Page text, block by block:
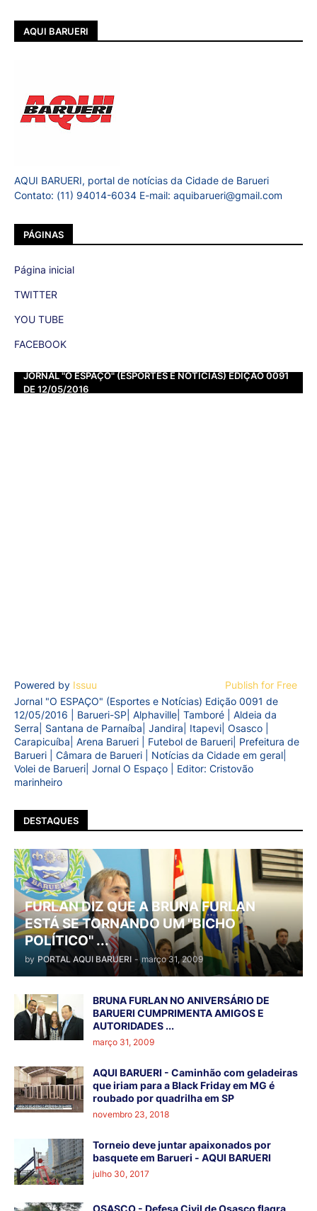
AQUI BARUERI
AQUI BARUERI, portal de notícias da Cidade de Barueri
Contato: (11) 94014-6034 E-mail: aquibarueri@gmail.com
PÁGINAS
Página inicial
TWITTER
YOU TUBE
FACEBOOK
JORNAL "O ESPAÇO" (ESPORTES E NOTÍCIAS) EDIÇÃO 0091
DE 12/05/2016
Powered by Issuu
Publish for Free
Jornal "O ESPAÇO" (Esportes e Notícias) Edição 0091 de
12/05/2016 | Barueri-SP| Alphaville| Tamboré | Aldeia da
Serra| Santana de Parnaíba| Jandira| Itapevi| Osasco |
Carapicuíba| Arena Barueri | Futebol de Barueri| Prefeitura de
Barueri | Câmara de Barueri | Notícias da Cidade em geral|
Volei de Barueri| Jornal O Espaço | Editor: Cristovão
marinheiro
DESTAQUES
FURLAN DIZ QUE A BRUNA FURLAN
ESTÁ SE TORNANDO UM "BICHO
POLÍTICO" ...
by PORTAL AQUI BARUERI - março 31, 2009
BRUNA FURLAN NO ANIVERSÁRIO DE
BARUERI CUMPRIMENTA AMIGOS E
AUTORIDADES ...
março 31, 2009
AQUI BARUERI - Caminhão com geladeiras
que iriam para a Black Friday em MG é
roubado por quadrilha em SP
novembro 23, 2018
Torneio deve juntar apaixonados por
basquete em Barueri - AQUI BARUERI
julho 30, 2017